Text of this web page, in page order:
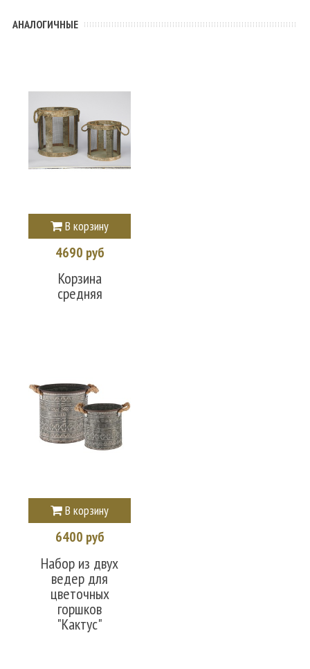
АНАЛОГИЧНЫЕ
В корзину
4690 руб
Корзина
средняя
В корзину
6400 руб
Набор из двух
ведер для
цветочных
горшков
"Кактус"